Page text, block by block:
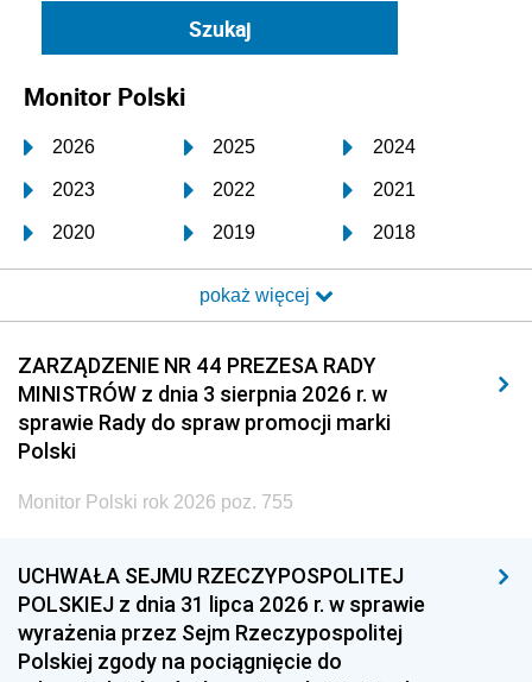
Monitor Polski
2026 2025 2024
2023 2022 2021
2020 2019 2018
2017 2016 2015
2014 2013 2012
2011 2010 2009
2008 2007 2006
2005
1996 1995 1994
1993 1992 1991
1990 1989
pokaż więcej
ZARZĄDZENIE NR 44 PREZESA RADY
MINISTRÓW z dnia 3 sierpnia 2026 r. w
sprawie Rady do spraw promocji marki
Polski
Monitor Polski rok 2026 poz. 755
UCHWAŁA SEJMU RZECZYPOSPOLITEJ
POLSKIEJ z dnia 31 lipca 2026 r. w sprawie
wyrażenia przez Sejm Rzeczypospolitej
Polskiej zgody na pociągnięcie do